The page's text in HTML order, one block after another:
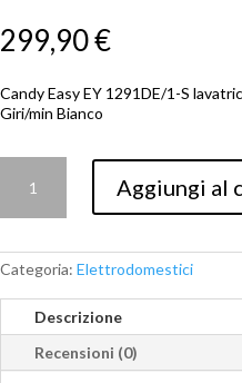
299,90€
Candy Easy EY 1291DE/1-S
Giri/min Bianco
Easy
quantità
Aggiungi al
Categoria: Elettrodomestici
Descrizione
Recensioni (0)